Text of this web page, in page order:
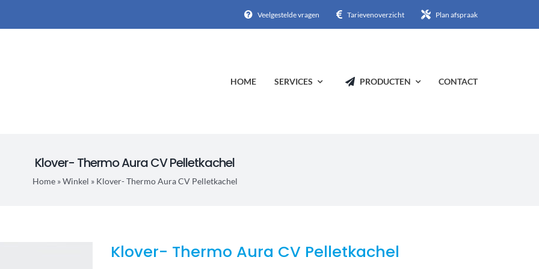
Veelgestelde vragen Tarievenoverzicht Plan afspraak
HOME SERVICES PRODUCTEN CONTACT
Klover- Thermo Aura CV Pelletkachel
Home»Winkel » Klover- Thermo Aura CV Pelletkachel
Klover- Thermo Aura CV Pelletkachel